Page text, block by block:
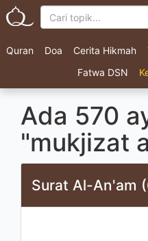
Quran Doa Cerita Hikmah
Fatwa DSN
Ada 570
"mukjizat
Surat Al-An'am